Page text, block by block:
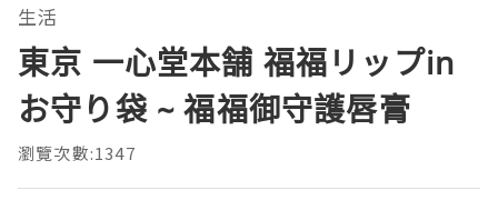
生活
東京 一心堂本舗 福福リップin
お守り袋 ~ 福福御守護唇膏
瀏覽次數:1347